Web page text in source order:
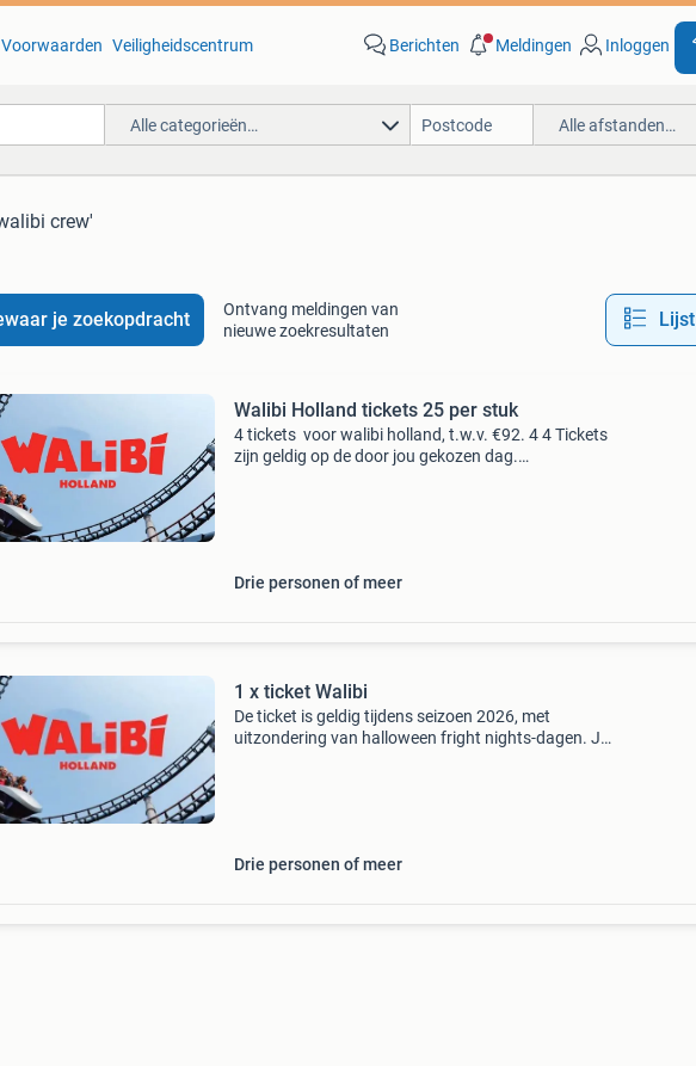
Voorwaarden Veiligheidscentrum Berichten Meldingen Inloggen
Alle categorieën… Alle afstanden…
crew'
je zoekopdracht
Ontvang meldingen van
nieuwe zoekresultaten
Lijst
Walibi Holland tickets 25 per stuk
4 tickets voor walibi holland, t.w.v. €92. 4 4 Tickets
zijn geldig op de door jou gekozen dag.
Drie personen of meer
1 x ticket Walibi
De ticket is geldig tijdens seizoen 2026, met
uitzondering van halloween fright nights-dagen. Je
Drie personen of meer